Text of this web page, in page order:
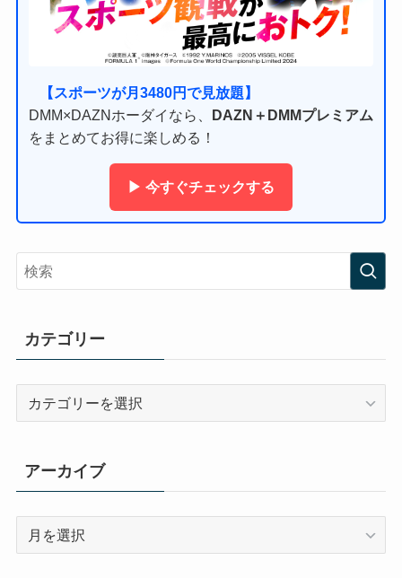
【スポーツが月3480円で見放題】
DMM×DAZNホーダイなら、
DAZN＋DMMプレミアム
をまとめてお得に楽しめる！
▶ 今すぐチェックする
カテゴリー
リ
ー
アーカイブ